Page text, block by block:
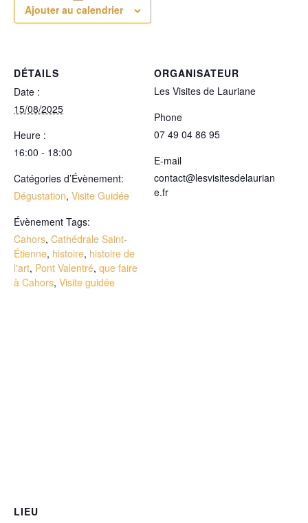
Ajouter au calendrier
DÉTAILS
Date :
15/08/2025
Heure :
16:00 - 18:00
Catégories d’Évènement:
Dégustation, Visite Guidée
Évènement Tags:
Cahors, Cathédrale Saint-
Étienne, histoire, histoire de
l'art, Pont Valentré, que faire
à Cahors, Visite guidée
ORGANISATEUR
Les Visites de Lauriane
Phone
07 49 04 86 95
E-mail
contact@lesvisitesdelaurian
e.fr
LIEU